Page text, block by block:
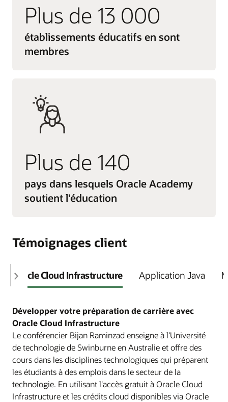
Plus de 13 000
établissements éducatifs en sont
membres
Plus de 140
pays dans lesquels Oracle Academy
soutient l'éducation
Témoignages client
Oracle Cloud Infrastructure Application Java
Développer votre préparation de carrière avec
Oracle Cloud Infrastructure
Le conférencier Bijan Raminzad enseigne à l'Université
de technologie de Swinburne en Australie et offre des
cours dans les disciplines technologiques qui préparent
les étudiants à des emplois dans le secteur de la
technologie. En utilisant l'accès gratuit à Oracle Cloud
Infrastructure et les crédits cloud disponibles via Oracle